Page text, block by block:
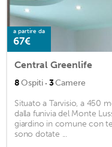
a partire da
67€
Central Greenlife
8Ospiti · 3Camere
Situato a Tarvisio, a 450
dalla funivia del Monte
giardino in comune con
sono dotate ...